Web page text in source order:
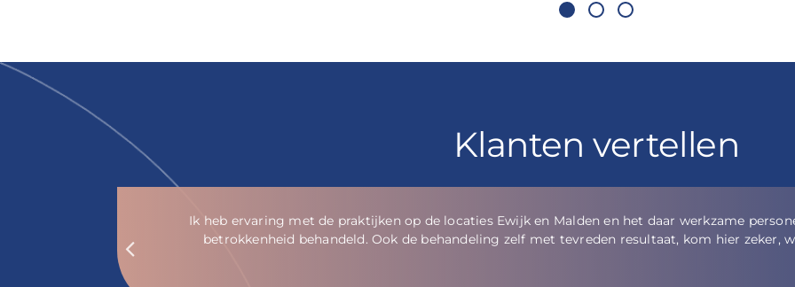
Klanten vertellen
Je wordt vriendelijk en professioneel geholpen. Er wordt prima advies gegeven